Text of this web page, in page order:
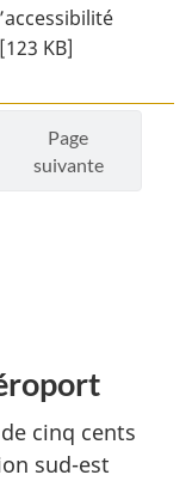
Texte
Règlement
[123 KB]
Page
suivante
cinq cents
sud-est